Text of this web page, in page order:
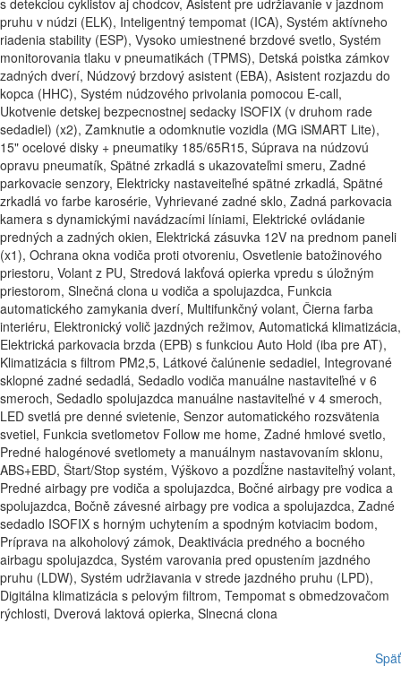
s detekciou cyklistov aj chodcov, Asistent pre udržiavanie v jazdnom
pruhu v núdzi (ELK), Inteligentný tempomat (ICA), Systém aktívneho
riadenia stability (ESP), Vysoko umiestnené brzdové svetlo, Systém
monitorovania tlaku v pneumatikách (TPMS), Detská poistka zámkov
zadných dverí, Núdzový brzdový asistent (EBA), Asistent rozjazdu do
kopca (HHC), Systém núdzového privolania pomocou E-call,
Ukotvenie detskej bezpecnostnej sedacky ISOFIX (v druhom rade
sedadiel) (x2), Zamknutie a odomknutie vozidla (MG iSMART Lite),
15" ocelové disky + pneumatiky 185/65R15, Súprava na núdzovú
opravu pneumatík, Spätné zrkadlá s ukazovateľmi smeru, Zadné
parkovacie senzory, Elektricky nastaveiteľné spätné zrkadlá, Spätné
zrkadlá vo farbe karosérie, Vyhrievané zadné sklo, Zadná parkovacia
kamera s dynamickými navádzacími líniami, Elektrické ovládanie
predných a zadných okien, Elektrická zásuvka 12V na prednom paneli
(x1), Ochrana okna vodiča proti otvoreniu, Osvetlenie batožinového
priestoru, Volant z PU, Stredová lakťová opierka vpredu s úložným
priestorom, Slnečná clona u vodiča a spolujazdca, Funkcia
automatického zamykania dverí, Multifunkčný volant, Čierna farba
interiéru, Elektronický volič jazdných režimov, Automatická klimatizácia,
Elektrická parkovacia brzda (EPB) s funkciou Auto Hold (iba pre AT),
Klimatizácia s filtrom PM2,5, Látkové čalúnenie sedadiel, Integrované
sklopné zadné sedadlá, Sedadlo vodiča manuálne nastaviteľné v 6
smeroch, Sedadlo spolujazdca manuálne nastaviteľné v 4 smeroch,
LED svetlá pre denné svietenie, Senzor automatického rozsvätenia
svetiel, Funkcia svetlometov Follow me home, Zadné hmlové svetlo,
Predné halogénové svetlomety a manuálnym nastavovaním sklonu,
ABS+EBD, Štart/Stop systém, Výškovo a pozdĺžne nastaviteľný volant,
Predné airbagy pre vodiča a spolujazdca, Bočné airbagy pre vodica a
spolujazdca, Bočně závesné airbagy pre vodica a spolujazdca, Zadné
sedadlo ISOFIX s horným uchytením a spodným kotviacim bodom,
Príprava na alkoholový zámok, Deaktivácia predného a bocného
airbagu spolujazdca, Systém varovania pred opustením jazdného
pruhu (LDW), Systém udržiavania v strede jazdného pruhu (LPD),
Digitálna klimatizácia s pelovým filtrom, Tempomat s obmedzovačom
rýchlosti, Dverová laktová opierka, Slnecná clona
Späť